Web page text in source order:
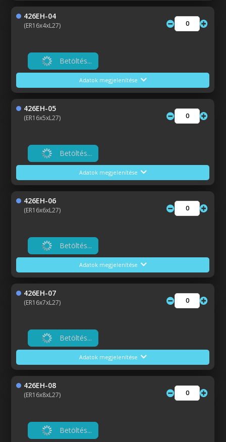
426EH-04
(ER16x4xL27)
Betöltés...
Adatok megjelenítése
426EH-05
(ER16x5xL27)
Betöltés...
Adatok megjelenítése
426EH-06
(ER16x6xL27)
Betöltés...
Adatok megjelenítése
426EH-07
(ER16x7xL27)
Betöltés...
Adatok megjelenítése
426EH-08
(ER16x8xL27)
Betöltés...